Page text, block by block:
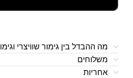
מה ההבדל בין גימור שוויצרי
משלוחים
אחריות